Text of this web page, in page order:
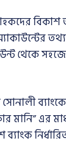
থেকে
মানি” এর
ব্যাংক